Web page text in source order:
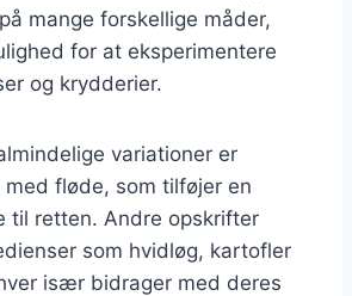
mange forskellige måder,
for at eksperimentere
og krydderier.
variationer er
med fløde, som tilføjer en
til retten. Andre opskrifter
som hvidløg, kartofler
især bidrager med deres